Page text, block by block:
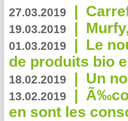
27.03.2019 |
19.03.2019 |
01.03.2019 | Le
de produits bio
18.02.2019 | Un
13.02.2019 |
en sont les